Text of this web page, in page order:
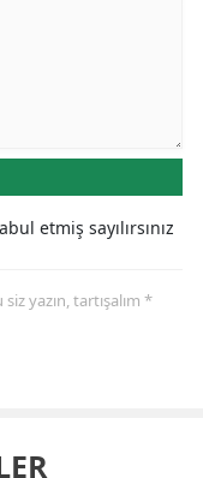
etmiş sayılırsınız
yazın, tartışalım *